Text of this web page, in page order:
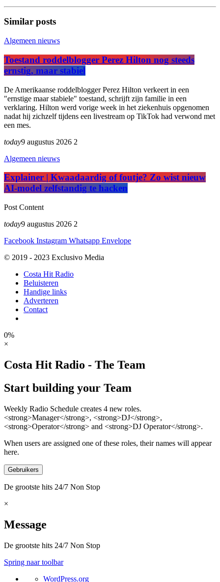
Similar posts
Algemeen nieuws
Toestand roddelblogger Perez Hilton nog steeds
ernstig, maar stabiel
De Amerikaanse roddelblogger Perez Hilton verkeert in een
"ernstige maar stabiele" toestand, schrijft zijn familie in een
verklaring. Hilton werd vorige week in het ziekenhuis opgenomen
nadat hij zichzelf tijdens een livestream op TikTok had verwond met
een mes.
today9 augustus 2026 2
Algemeen nieuws
Explainer | Kwaadaardig of foutje? Zo wist nieuw
AI-model zelfstandig te hacken
Post Content
today9 augustus 2026 2
Facebook Instagram Whatsapp Envelope
© 2019 - 2023 Exclusivo Media
Costa Hit Radio
Beluisteren
Handige links
Adverteren
Contact
0%
×
Costa Hit Radio - The Team
Start building your Team
Weekly Radio Schedule creates 4 new roles.
<strong>Manager</strong>, <strong>DJ</strong>,
<strong>Operator</strong> and <strong>DJ Operator</strong>.
When users are assigned one of these roles, their names will appear
here.
De grootste hits 24/7 Non Stop
×
Message
De grootste hits 24/7 Non Stop
Spring naar toolbar
Over WordPress.org